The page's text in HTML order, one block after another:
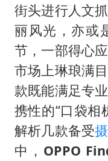
街头进行人文
丽风光，亦或
节，一部得心
市场上琳琅满
款既能满足专
携性的“口袋相
解析几款备受
中， OPPO